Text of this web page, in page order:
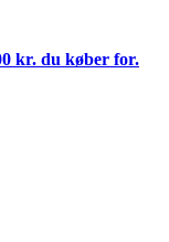
kr. du køber for.